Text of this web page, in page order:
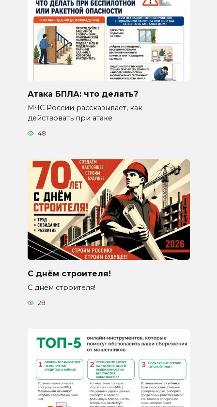
Атака БПЛА: что делать?
МЧС России рассказывает, как
действовать при атаке
48
С днём строителя!
С днём строителя!
28